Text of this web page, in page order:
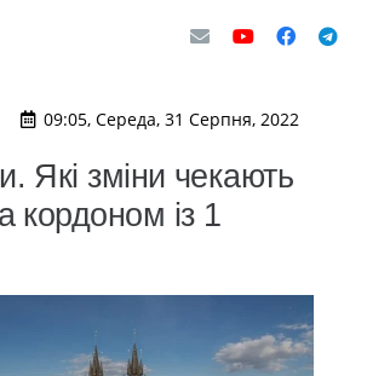
09:05, Середа, 31 Серпня, 2022
Які зміни чекають
кордоном із 1